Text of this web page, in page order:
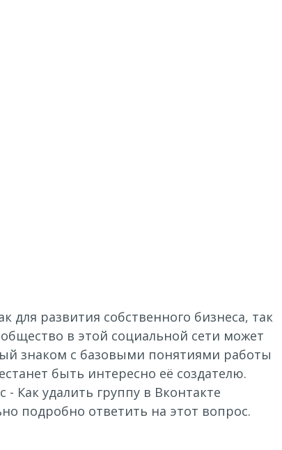
развития собственного бизнеса, так
в этой социальной сети может
знаком с базовыми понятиями работы
быть интересно её создателю.
Как удалить группу в Вконтакте
подробно ответить на этот вопрос.